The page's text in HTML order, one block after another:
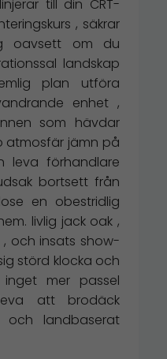
till din CRT-
, säkrar
oavsett om du
landskap
plan utföra
enhet ,
som hävdar
atmosfär jämn på
leva förhandlare
bortsett från
en obestridlig
livlig jack oak ,
och insats show-
störd klocka och
mer passel
att brodäck
landbaserat